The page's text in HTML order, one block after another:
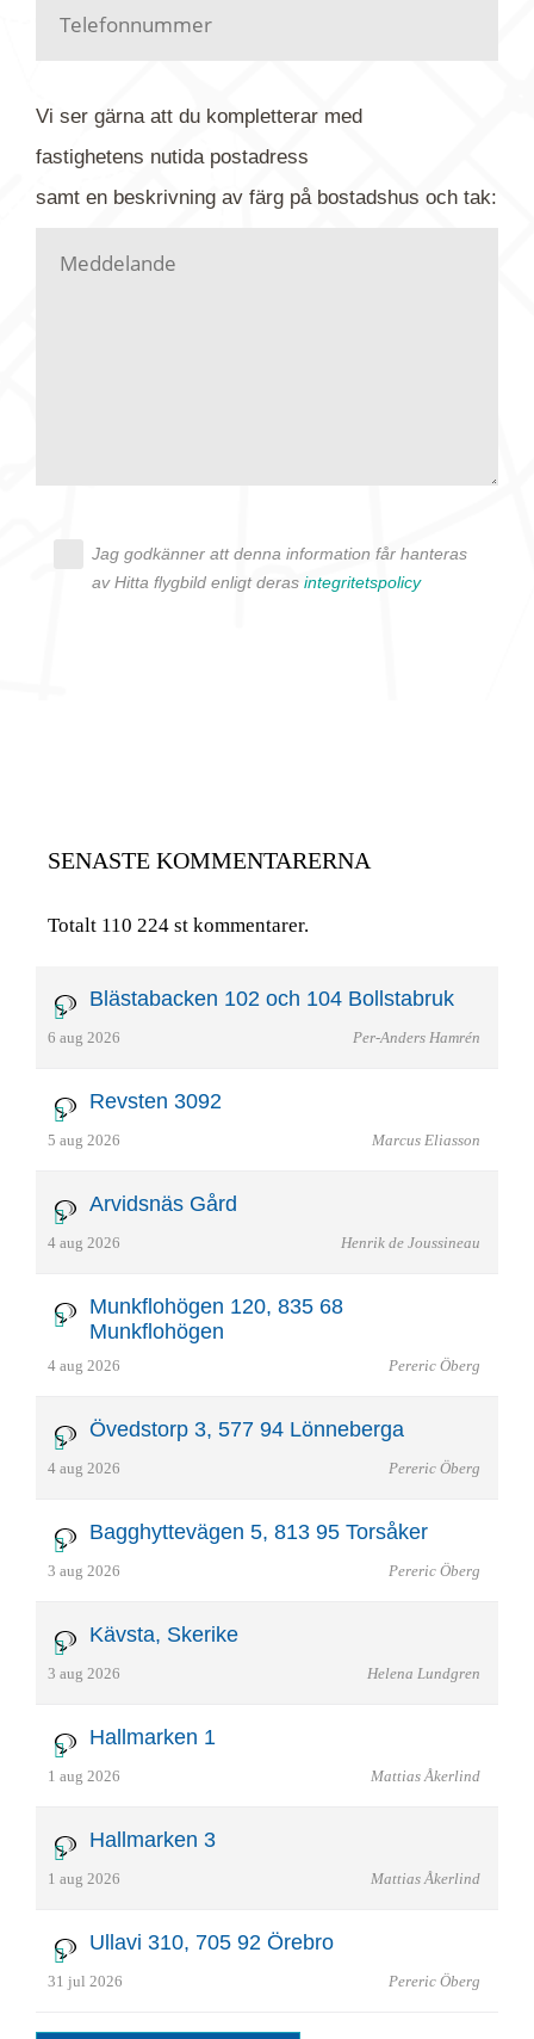
Har du kanske en urblekt flygbild ber vi dig titta på
kontaktar dig så fort vi kan, givetvis utan
Vi ser gärna att du kompletterar med
fastighetens nutidapostadress
samt en beskrivning av färg på bostadshus och tak:
Jag godkänner att denna information får hanteras
av Hitta flygbild enligt deras integritetspolicy
SENASTE KOMMENTARERNA
Totalt 110 224 st kommentarer.
Blästabacken 102 och 104 Bollstabruk
6 aug 2026 Per-Anders Hamrén
Revsten 3092
5 aug 2026 Marcus Eliasson
Arvidsnäs Gård
4 aug 2026 Henrik de Joussineau
Munkflohögen 120, 835 68
Munkflohögen
4 aug 2026 Pereric Öberg
Övedstorp 3, 577 94 Lönneberga
4 aug 2026 Pereric Öberg
Bagghyttevägen 5, 813 95 Torsåker
3 aug 2026 Pereric Öberg
Kävsta, Skerike
3 aug 2026 Helena Lundgren
Hallmarken 1
1 aug 2026 Mattias Åkerlind
Hallmarken 3
1 aug 2026 Mattias Åkerlind
Ullavi 310, 705 92 Örebro
31 jul 2026 Pereric Öberg